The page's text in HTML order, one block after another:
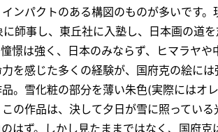
ンパクトのある構図のものが多いです
師事し、東丘社に入塾し、日本画の道
憬は強く、日本のみならず、ヒマラヤ
を感じた多くの経験が、国府克の絵に
。雪化粧の部分を薄い朱色(実際にはオ
の作品は、決して夕日が雪に照ってい
はず。しかし見たままではなく、国府